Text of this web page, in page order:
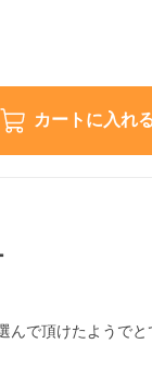
カートに入れ
んで頂けたようでと